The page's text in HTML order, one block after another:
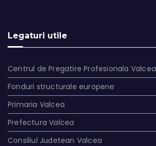
Legaturi utile
Centrul de Pregatire Profesionala Valcea
Fonduri structurale europene
Primaria Valcea
Prefectura Valcea
Consiliul Judetean Valcea